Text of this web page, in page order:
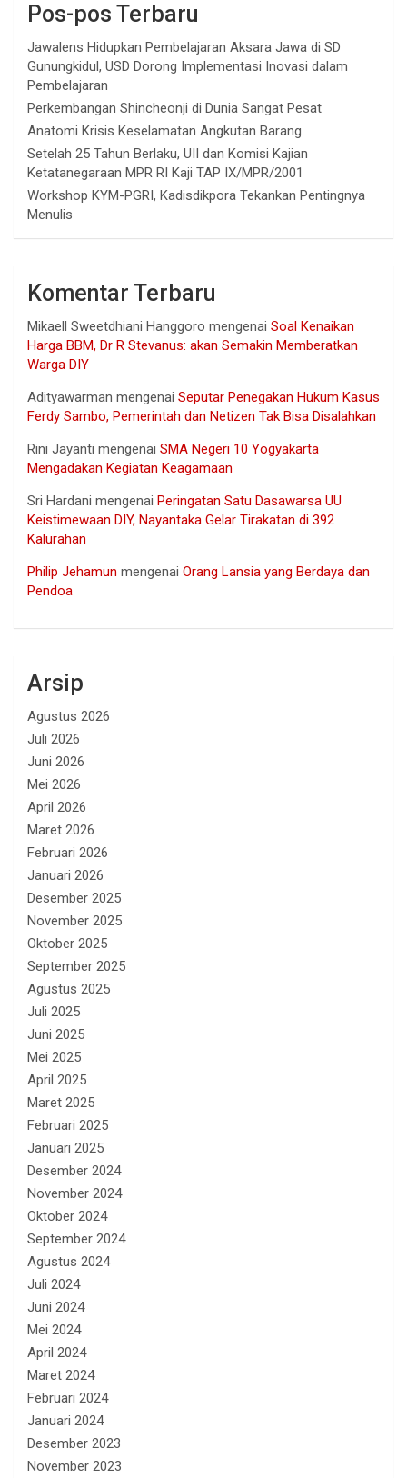
Pos-pos Terbaru
Jawalens Hidupkan Pembelajaran Aksara Jawa di SD
Gunungkidul, USD Dorong Implementasi Inovasi dalam
Pembelajaran
Perkembangan Shincheonji di Dunia Sangat Pesat
Anatomi Krisis Keselamatan Angkutan Barang
Setelah 25 Tahun Berlaku, UII dan Komisi Kajian
Ketatanegaraan MPR RI Kaji TAP IX/MPR/2001
Workshop KYM-PGRI, Kadisdikpora Tekankan Pentingnya
Menulis
Komentar Terbaru
Mikaell Sweetdhiani Hanggoro mengenai Soal Kenaikan
Harga BBM, Dr R Stevanus: akan Semakin Memberatkan
Warga DIY
Adityawarman mengenai Seputar Penegakan Hukum Kasus
Ferdy Sambo, Pemerintah dan Netizen Tak Bisa Disalahkan
Rini Jayanti mengenai SMA Negeri 10 Yogyakarta
Mengadakan Kegiatan Keagamaan
Sri Hardani mengenai Peringatan Satu Dasawarsa UU
Keistimewaan DIY, Nayantaka Gelar Tirakatan di 392
Kalurahan
Philip Jehamun mengenai Orang Lansia yang Berdaya dan
Pendoa
Arsip
Agustus 2026
Juli 2026
Juni 2026
Mei 2026
April 2026
Maret 2026
Februari 2026
Januari 2026
Desember 2025
November 2025
Oktober 2025
September 2025
Agustus 2025
Juli 2025
Juni 2025
Mei 2025
April 2025
Maret 2025
Februari 2025
Januari 2025
Desember 2024
November 2024
Oktober 2024
September 2024
Agustus 2024
Juli 2024
Juni 2024
Mei 2024
April 2024
Maret 2024
Februari 2024
Januari 2024
Desember 2023
November 2023